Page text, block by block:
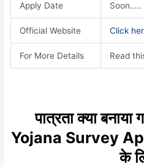
Apply Date Soon…..
Official Website Click
For More Details Read
पात्रता क्या
Yojana Survey
के